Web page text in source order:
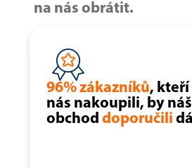
na nás obrátit.
96% zákazníků, kteří
nás nakoupili, by náš
obchoddoporučili